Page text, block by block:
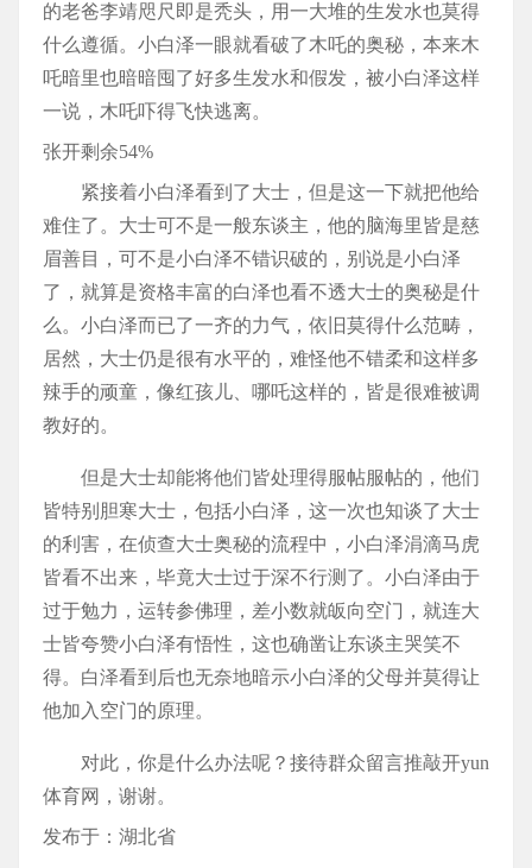
的老爸李靖咫尺即是秃头，用一大堆的生发水也莫得
什么遵循。小白泽一眼就看破了木吒的奥秘，本来木
吒暗里也暗暗囤了好多生发水和假发，被小白泽这样
一说，木吒吓得飞快逃离。
张开剩余54%
紧接着小白泽看到了大士，但是这一下就把他给
难住了。大士可不是一般东谈主，他的脑海里皆是慈
眉善目，可不是小白泽不错识破的，别说是小白泽
了，就算是资格丰富的白泽也看不透大士的奥秘是什
么。小白泽而已了一齐的力气，依旧莫得什么范畴，
居然，大士仍是很有水平的，难怪他不错柔和这样多
辣手的顽童，像红孩儿、哪吒这样的，皆是很难被调
教好的。
但是大士却能将他们皆处理得服帖服帖的，他们
皆特别胆寒大士，包括小白泽，这一次也知谈了大士
的利害，在侦查大士奥秘的流程中，小白泽涓滴马虎
皆看不出来，毕竟大士过于深不行测了。小白泽由于
过于勉力，运转参佛理，差小数就皈向空门，就连大
士皆夸赞小白泽有悟性，这也确凿让东谈主哭笑不
得。白泽看到后也无奈地暗示小白泽的父母并莫得让
他加入空门的原理。
对此，你是什么办法呢？接待群众留言推敲开yun
体育网，谢谢。
发布于：湖北省